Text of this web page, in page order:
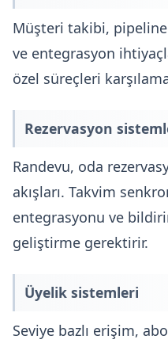
Müşteri takibi,
ve entegrasyon
özel süreçleri
Rezervasyon
Randevu, oda
akışları. Takvim
entegrasyonu ve
geliştirme gerektirir.
Üyelik sistemleri
Seviye bazlı erişim,